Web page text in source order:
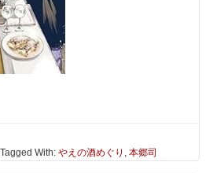
Tagged With:やえの酒めぐり ,本郷司